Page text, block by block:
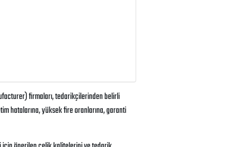
firmaları, tedarikçilerinden belirli
hatalarına, yüksek fire oranlarına, garanti